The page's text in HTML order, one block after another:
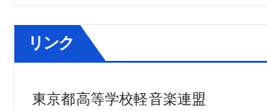
リンク
東京都高等学校軽音楽連盟